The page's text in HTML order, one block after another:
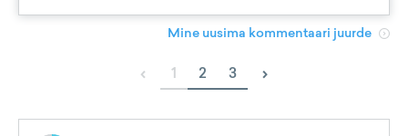
Mine uusima kommentaari juurde
‹ 1 2 3 ›